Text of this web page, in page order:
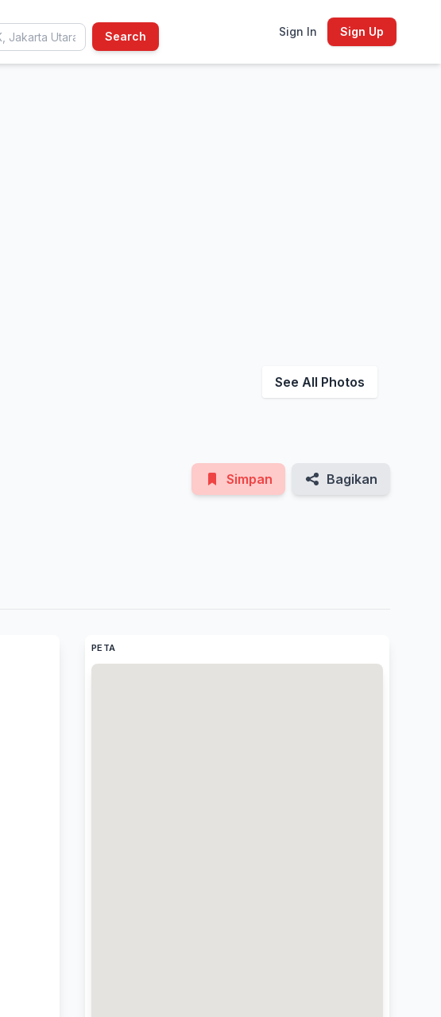
Search Sign In Sign Up
See All Photos
Simpan Bagikan
PETA